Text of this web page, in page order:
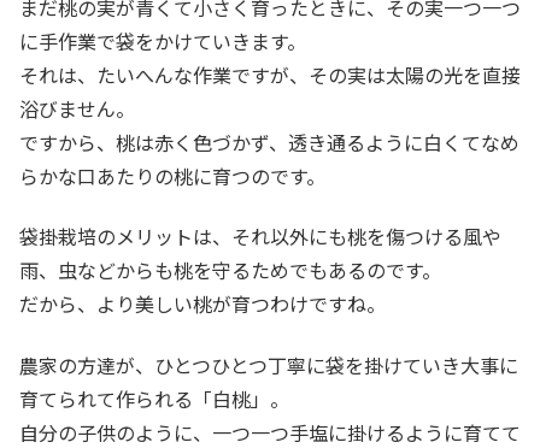
まだ桃の実が青くて小さく育ったときに、その実一つ一つ
に手作業で袋をかけていきます。
それは、たいへんな作業ですが、その実は太陽の光を直接
浴びません。
ですから、桃は赤く色づかず、透き通るように白くてなめ
らかな口あたりの桃に育つのです。
袋掛栽培のメリットは、それ以外にも桃を傷つける風や
雨、虫などからも桃を守るためでもあるのです。
だから、より美しい桃が育つわけですね。
農家の方達が、ひとつひとつ丁寧に袋を掛けていき大事に
育てられて作られる「白桃」。
自分の子供のように、一つ一つ手塩に掛けるように育てて